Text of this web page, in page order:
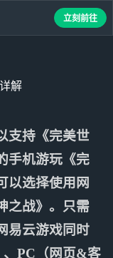
解
支持《完美世
手机游玩《完
以选择使用网
之战》。只需
易云游戏同时
、PC（网页&客
立刻前往